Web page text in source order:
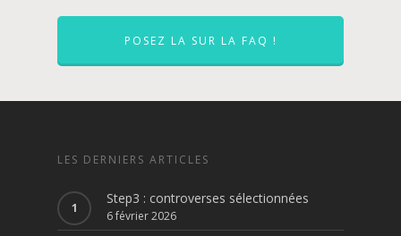
POSEZ LA SUR LA FAQ !
LES DERNIERS ARTICLES
Step3 : controverses sélectionnées
6 février 2026